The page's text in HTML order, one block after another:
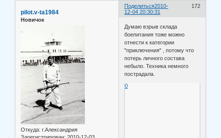
Поделиться 172
2010-
12-04 20:30:31
pilot.v-ta1984
Новичок
Откуда: г.Александрия
Думаю взрыв склада
боепитания тоже можно
отнести к категории
"приключения" , потому что
потерь личного состава
небыло. Техника немного
пострадала.
0